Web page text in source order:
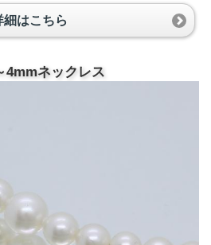
細はこちら
4mmネックレス